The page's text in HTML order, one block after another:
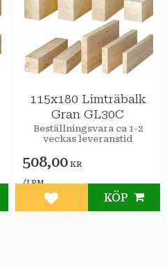
115x180 Limträbalk
Gran GL30C
Beställningsvara ca 1-2
veckas leveranstid
508,00 KR
/LPM
Lägg till i favoriter
KÖP